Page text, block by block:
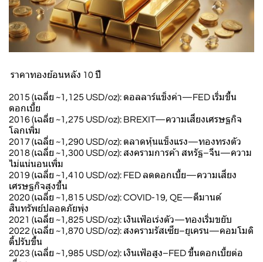
ราคาทองย้อนหลัง 10 ปี
2015 (เฉลี่ย ~1,125 USD/oz): ดอลลาร์แข็งค่า—FED เริ่มขึ้น
ดอกเบี้ย
2016 (เฉลี่ย ~1,275 USD/oz): BREXIT—ความเสี่ยงเศรษฐกิจ
โลกเพิ่ม
2017 (เฉลี่ย ~1,290 USD/oz): ตลาดหุ้นแข็งแรง—ทองทรงตัว
2018 (เฉลี่ย ~1,300 USD/oz): สงครามการค้า สหรัฐ–จีน—ความ
ไม่แน่นอนเพิ่ม
2019 (เฉลี่ย ~1,410 USD/oz): FED ลดดอกเบี้ย—ความเสี่ยง
เศรษฐกิจสูงขึ้น
2020 (เฉลี่ย ~1,815 USD/oz): COVID-19, QE—ดีมานด์
สินทรัพย์ปลอดภัยพุ่ง
2021 (เฉลี่ย ~1,825 USD/oz): เงินเฟ้อเร่งตัว—ทองเริ่มขยับ
2022 (เฉลี่ย ~1,870 USD/oz): สงครามรัสเซีย–ยูเครน—คอมโมดิ
ตี้ปรับขึ้น
2023 (เฉลี่ย ~1,985 USD/oz): เงินเฟ้อสูง–FED ขึ้นดอกเบี้ยต่อ